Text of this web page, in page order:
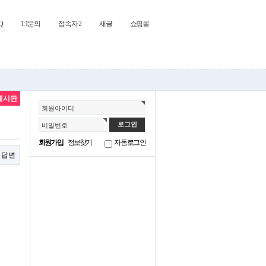
1:1문의 접속자 2 새글 쇼핑몰
회원아이디
비밀번호
회원가입 정보찾기 자동로그인
시판
답변